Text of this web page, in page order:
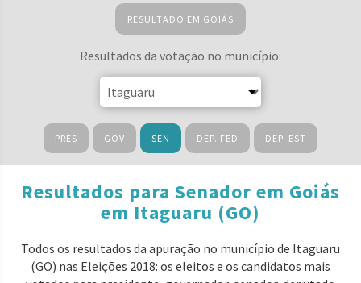
RESULTADO EM GOIÁS
Resultados da votação no município:
PRES GOV SEN DEP. FED DEP. EST
Resultados para Senador em Goiás
em Itaguaru (GO)
Todos os resultados da apuração no município de Itaguaru
(GO) nas Eleições 2018: os eleitos e os candidatos mais